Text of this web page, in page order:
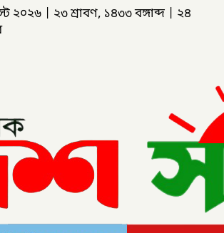
২০২৬ ২৩ শ্রাবণ, ১৪৩৩ বঙ্গাব্দ
২৪